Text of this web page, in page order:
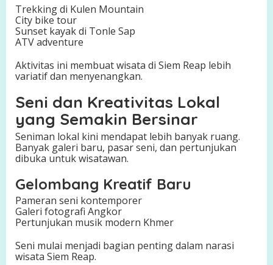
Trekking di Kulen Mountain
City bike tour
Sunset kayak di Tonle Sap
ATV adventure
Aktivitas ini membuat wisata di Siem Reap lebih
variatif dan menyenangkan.
Seni dan Kreativitas Lokal
yang Semakin Bersinar
Seniman lokal kini mendapat lebih banyak ruang.
Banyak galeri baru, pasar seni, dan pertunjukan
dibuka untuk wisatawan.
Gelombang Kreatif Baru
Pameran seni kontemporer
Galeri fotografi Angkor
Pertunjukan musik modern Khmer
Seni mulai menjadi bagian penting dalam narasi
wisata Siem Reap.